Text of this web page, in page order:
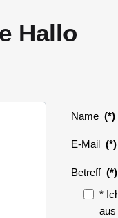
Hallo
Name (*)
E-Mail (*)
Betreff (*)
*
aus